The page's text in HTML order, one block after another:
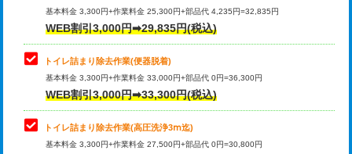
基本料金 3,300円+作業料金 25,300円+部品代 4,235円=32,835円
WEB割引3,000円➡29,835円(税込)
トイレ詰まり除去作業(便器脱着)
基本料金 3,300円+作業料金 33,000円+部品代 0円=36,300円
WEB割引3,000円➡33,300円(税込)
トイレ詰まり除去作業(高圧洗浄3ⅿ迄)
基本料金 3,300円+作業料金 27,500円+部品代 0円=30,800円